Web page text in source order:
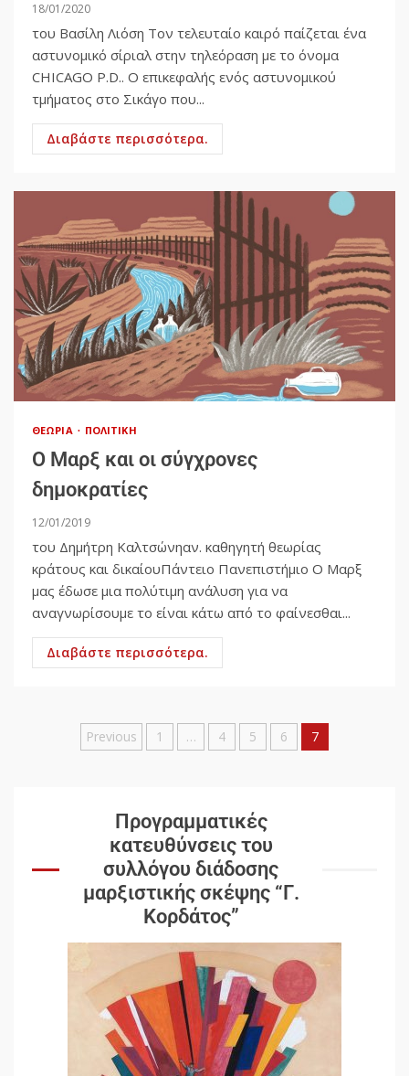
18/01/2020
του Βασίλη Λιόση Τον τελευταίο καιρό παίζεται ένα
αστυνομικό σίριαλ στην τηλεόραση με το όνομα
CHICAGO P.D.. Ο επικεφαλής ενός αστυνομικού
τμήματος στο Σικάγο που...
Διαβάστε περισσότερα.
ΘΕΩΡΊΑ ΠΟΛΙΤΙΚΉ
Ο Μαρξ και οι σύγχρονες
δημοκρατίες
12/01/2019
του Δημήτρη Καλτσώνηαν. καθηγητή θεωρίας
κράτους και δικαίουΠάντειο Πανεπιστήμιο Ο Μαρξ
μας έδωσε μια πολύτιμη ανάλυση για να
αναγνωρίσουμε το είναι κάτω από το φαίνεσθαι...
Διαβάστε περισσότερα.
Previous 1 … 4 5 6 7
Προγραμματικές
κατευθύνσεις του
συλλόγου διάδοσης
μαρξιστικής σκέψης “Γ.
Κορδάτος”